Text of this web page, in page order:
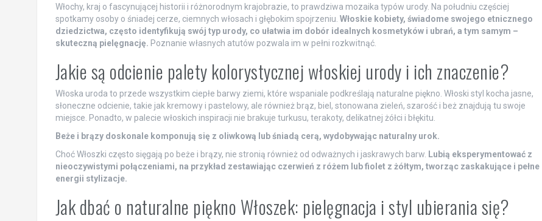
Włochy, kraj o fascynującej historii i różnorodnym krajobrazie, to prawdziwa mozaika typów urody. Na południu częściej
spotkamy osoby o śniadej cerze, ciemnych włosach i głębokim spojrzeniu. Włoskie kobiety, świadome swojego etnicznego
dziedzictwa, często identyfikują swój typ urody, co ułatwia im dobór idealnych kosmetyków i ubrań, a tym samym –
skuteczną pielęgnację. Poznanie własnych atutów pozwala im w pełni rozkwitnąć.
Jakie są odcienie palety kolorystycznej włoskiej urody i ich znaczenie?
Włoska uroda to przede wszystkim ciepłe barwy ziemi, które wspaniale podkreślają naturalne piękno. Włoski styl kocha jasne,
słoneczne odcienie, takie jak kremowy i pastelowy, ale również brąz, biel, stonowana zieleń, szarość i beż znajdują tu swoje
miejsce. Ponadto, w palecie włoskich inspiracji nie brakuje turkusu, terakoty, delikatnej żółci i błękitu.
Beże i brązy doskonale komponują się z oliwkową lub śniadą cerą, wydobywając naturalny urok.
Choć Włoszki często sięgają po beże i brązy, nie stronią również od odważnych i jaskrawych barw. Lubią eksperymentować z
nieoczywistymi połączeniami, na przykład zestawiając czerwień z różem lub fiolet z żółtym, tworząc zaskakujące i pełne
energii stylizacje.
Jak dbać o naturalne piękno Włoszek: pielęgnacja i styl ubierania się?